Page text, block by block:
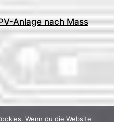
Anlage nach Mass
Wenn du die Website